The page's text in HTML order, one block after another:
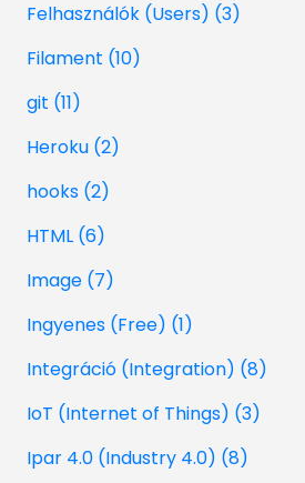
Felhasználók (Users) (3)
Filament (10)
git (11)
Heroku (2)
hooks (2)
HTML (6)
Image (7)
Ingyenes (Free) (1)
Integráció (Integration) (8)
IoT (Internet of Things) (3)
Ipar 4.0 (Industry 4.0) (8)